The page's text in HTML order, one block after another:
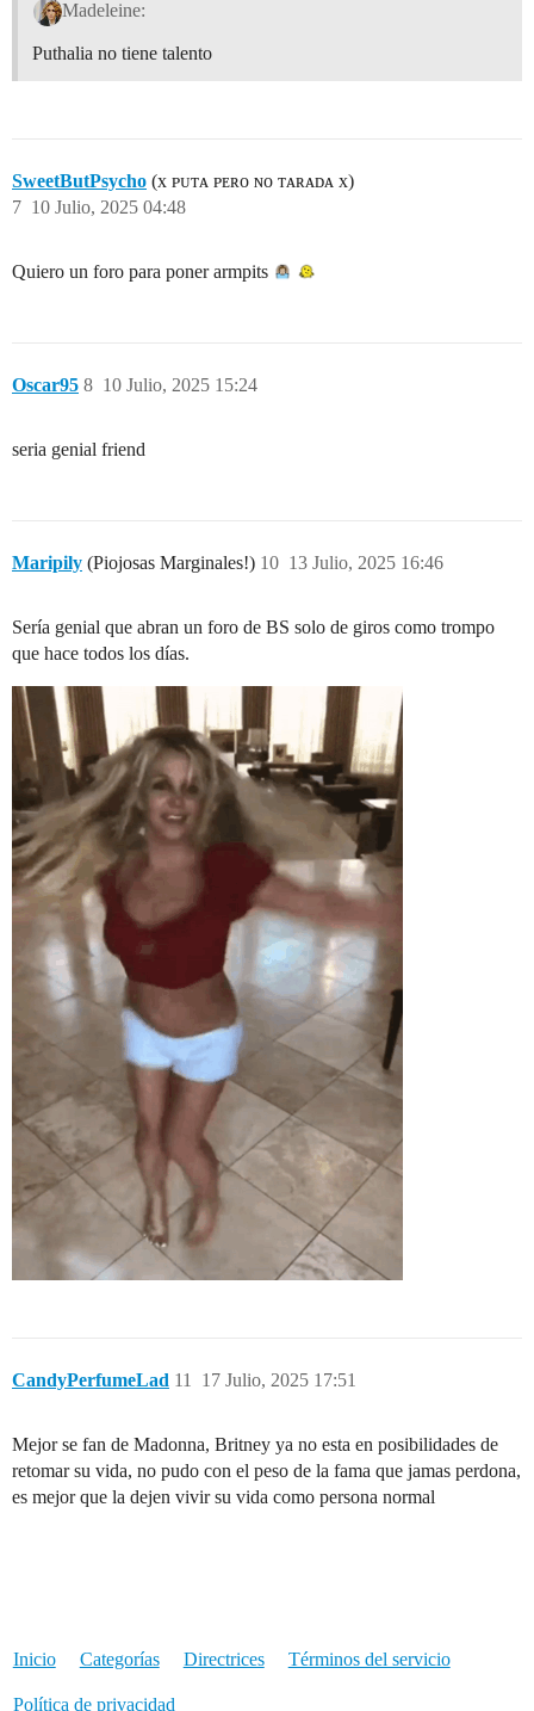
Madeleine:
Puthalia no tiene talento
SweetButPsycho (x ᴘᴜᴛᴀ ᴘᴇʀᴏ ɴᴏ ᴛᴀʀᴀᴅᴀ x)
10 Julio, 2025 04:48
7
Quiero un foro para poner armpits
Oscar95 10 Julio, 2025 15:24
8
seria genial friend
Maripily (Piojosas Marginales!) 13 Julio, 2025 16:46
10
Sería genial que abran un foro de BS solo de giros como trompo
que hace todos los días.
CandyPerfumeLad 17 Julio, 2025 17:51
11
Mejor se fan de Madonna, Britney ya no esta en posibilidades de
retomar su vida, no pudo con el peso de la fama que jamas perdona,
es mejor que la dejen vivir su vida como persona normal
Inicio Categorías Directrices Términos del servicio
Política de privacidad